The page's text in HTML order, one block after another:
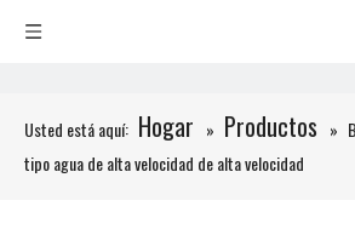
Usted está aquí: Hogar » Productos »
tipo agua de alta velocidad de alta velocidad